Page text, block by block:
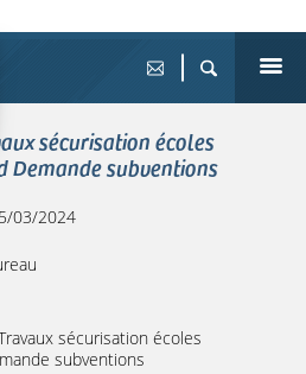
sécurisation écoles
Demande subventions
03/2024
sécurisation écoles
subventions